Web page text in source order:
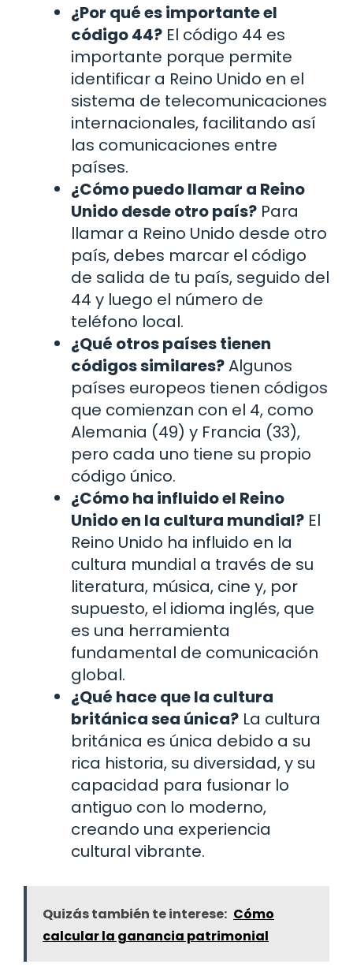
¿Por qué es importante el
código 44? El código 44 es
importante porque permite
identificar a Reino Unido en el
sistema de telecomunicaciones
internacionales, facilitando así
las comunicaciones entre
países.
¿Cómo puedo llamar a Reino
Unido desde otro país? Para
llamar a Reino Unido desde otro
país, debes marcar el código
de salida de tu país, seguido del
44 y luego el número de
teléfono local.
¿Qué otros países tienen
códigos similares?Algunos
países europeos tienen códigos
que comienzan con el 4, como
Alemania (49) y Francia (33),
pero cada uno tiene su propio
código único.
¿Cómo ha influido el Reino
Unido en la cultura mundial? El
Reino Unido ha influido en la
cultura mundial a través de su
literatura, música, cine y, por
supuesto, el idioma inglés, que
es una herramienta
fundamental de comunicación
global.
¿Qué hace que la cultura
británica sea única? La cultura
británica es única debido a su
rica historia, su diversidad, y su
capacidad para fusionar lo
antiguo con lo moderno,
creando una experiencia
cultural vibrante.
Quizás también te interese: Cómo
calcular la ganancia patrimonial